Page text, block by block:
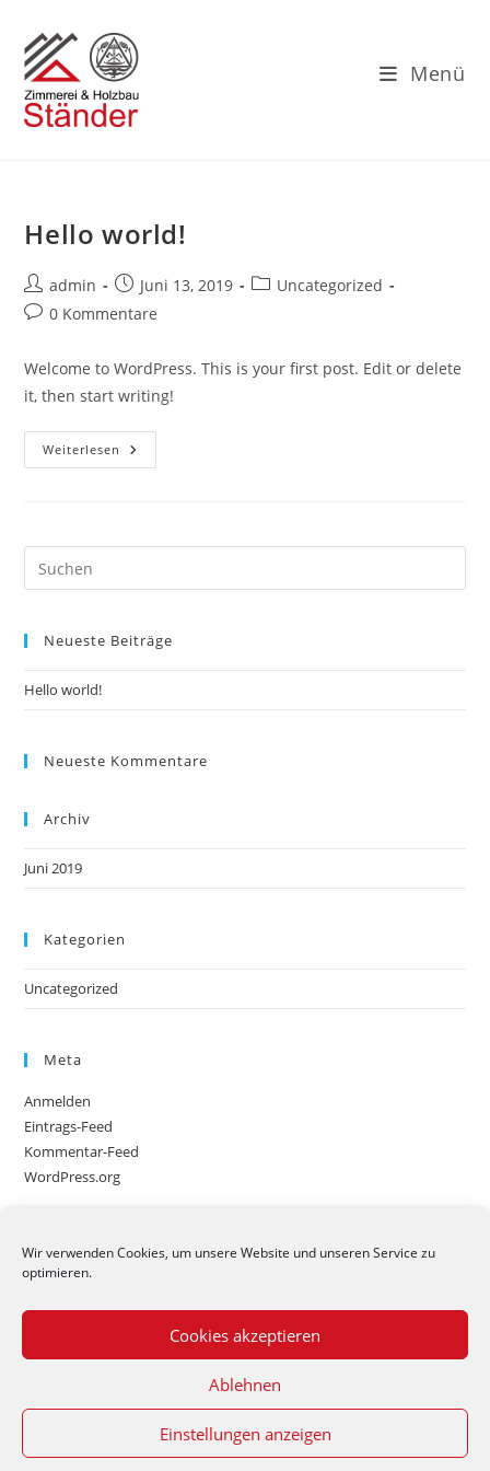
Wir verwenden Cookies, um unsere Website und unseren Service zu
optimieren.
Cookies akzeptieren
Ablehnen
Einstellungen anzeigen
Inhalt
springen
Menü
Hello world!
Beitrags-
Autor:
admin
Beitrag
veröffentlicht:
Juni 13, 2019
Beitrags-
Uncategorized
Beitrags-
0 Kommentare
Welcome to WordPress. This is your first post. Edit or delete
it, then start writing!
Weiterlesen Hello
World!
Neueste Beiträge
Hello world!
Neueste Kommentare
Archiv
Juni 2019
Kategorien
Uncategorized
Meta
Anmelden
Eintrags-Feed
Kommentar-Feed
WordPress.org